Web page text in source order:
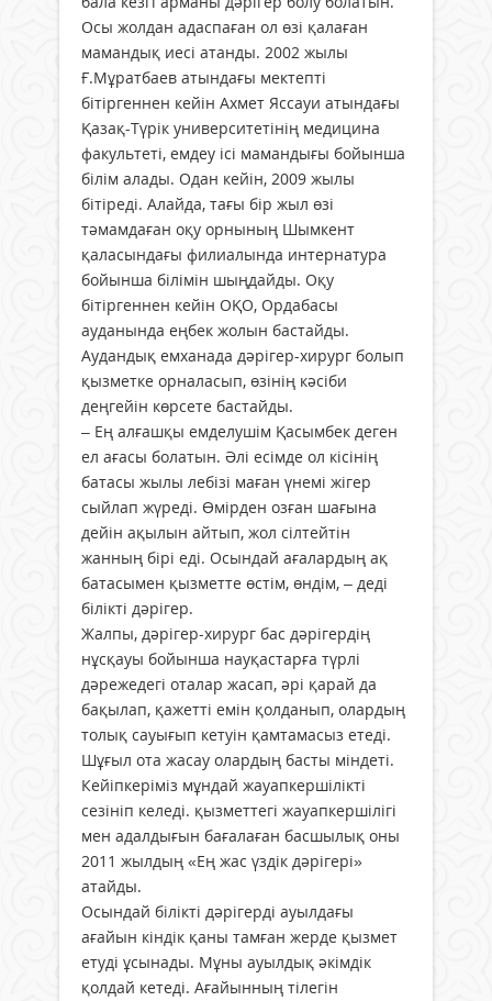
Осы жолдан адаспаған ол өзі қалаған
мамандық иесі атанды. 2002 жылы
Ғ.Мұратбаев атындағы мектепті
бітіргеннен кейін Ахмет Яссауи атындағы
Қазақ-Түрік университетінің медицина
факультеті, емдеу ісі мамандығы бойынша
білім алады. Одан кейін, 2009 жылы
бітіреді. Алайда, тағы бір жыл өзі
тәмамдаған оқу орнының Шымкент
қаласындағы филиалында интернатура
бойынша білімін шыңдайды. Оқу
бітіргеннен кейін ОҚО, Ордабасы
ауданында еңбек жолын бастайды.
Аудандық емханада дәрігер-хирург болып
қызметке орналасып, өзінің кәсіби
деңгейін көрсете бастайды.
– Ең алғашқы емделушім Қасымбек деген
ел ағасы болатын. Әлі есімде ол кісінің
батасы жылы лебізі маған үнемі жігер
сыйлап жүреді. Өмірден озған шағына
дейін ақылын айтып, жол сілтейтін
жанның бірі еді. Осындай ағалардың ақ
батасымен қызметте өстім, өндім, – деді
білікті дәрігер.
Жалпы, дәрігер-хирург бас дәрігердің
нұсқауы бойынша науқастарға түрлі
дәрежедегі оталар жасап, әрі қарай да
бақылап, қажетті емін қолданып, олардың
толық сауығып кетуін қамтамасыз етеді.
Шұғыл ота жасау олардың басты міндеті.
Кейіпкеріміз мұндай жауапкершілікті
сезініп келеді. қызметтегі жауапкершілігі
мен адалдығын бағалаған басшылық оны
2011 жылдың «Ең жас үздік дәрігері»
атайды.
Осындай білікті дәрігерді ауылдағы
ағайын кіндік қаны тамған жерде қызмет
етуді ұсынады. Мұны ауылдық әкімдік
қолдай кетеді. Ағайынның тілегін